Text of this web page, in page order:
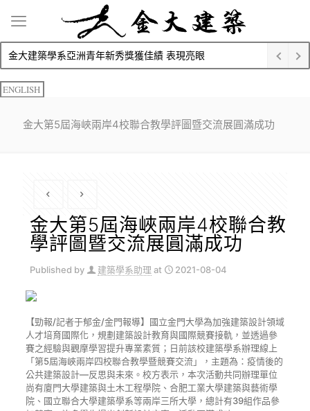
金大建築學系亞洲青年新秀獎獲佳績 表現亮眼
ENGLISH
金大第5屆海峽兩岸4校聯合教學評圖暨交流展圓滿成功
金大第5屆海峽兩岸4校聯合教
學評圖暨交流展圓滿成功
Published by 建築學系助理 at 2021-08-04
【勁報/記者于郁金/金門報導】國立金門大學為加強建築設計領域
人才培育國際化，規劃建築設計教育與國際競賽接軌，並透過參
賽之經驗與觀摩學習提升專業素質；日前該校建築學系辦理線上
「第5屆海峽兩岸四校聯合教學暨競賽交流」，主題為：疫情後的
公共建築設計—反思與未來。校方表示，本次活動共同辦理單位
尚有廈門大學建築與土木工程學院、合肥工業大學建築與藝術學
院、國立聯合大學建築學系等兩岸三所大學，總計有39組作品參